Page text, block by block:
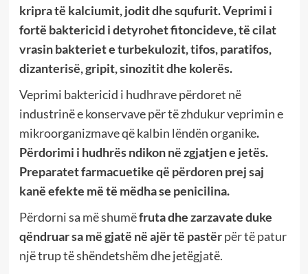
kripra të kalciumit, jodit dhe squfurit. Veprimi i
fortë baktericid i detyrohet fitoncideve, të cilat
vrasin bakteriet e turbekulozit, tifos, paratifos,
dizanterisë, gripit, sinozitit dhe kolerës.
Veprimi baktericid i hudhrave përdoret në
industrinë e konservave për të zhdukur veprimin e
mikroorganizmave që kalbin lëndën organike.
Përdorimi i hudhrës ndikon në zgjatjen e jetës.
Preparatet farmacuetike që përdoren prej saj
kanë efekte më të mëdha se penicilina.
Përdorni sa më shumëfruta dhe zarzavate duke
qëndruar sa më gjatë në ajër të pastërpër të patur
një trup të shëndetshëm dhe jetëgjatë.